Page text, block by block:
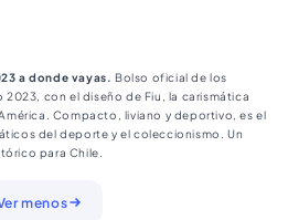
a donde vayas. Bolso oficial de los
2023, con el diseño de Fiu, la carismática
Compacto, liviano y deportivo, es el
del deporte y el coleccionismo. Un
para Chile.
menos